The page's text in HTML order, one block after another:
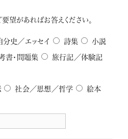
望があればお答えください。
分史／エッセイ 詩集
小説
書・問題集
旅行記／体験記
社会／思想／哲学
絵本